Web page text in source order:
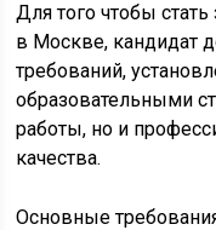
Для того чтобы
в Москве, кандидат
требований,
образовательными
работы, но и
качества.
Основные